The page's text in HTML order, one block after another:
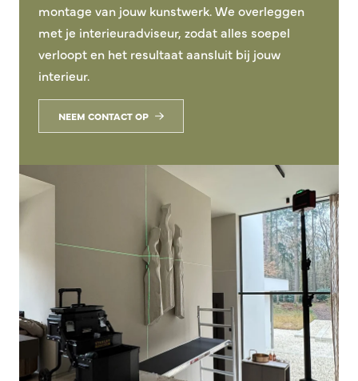
montage van jouw kunstwerk. We overleggen
met je interieuradviseur, zodat alles soepel
verloopt en het resultaat aansluit bij jouw
interieur.
NEEM CONTACT OP